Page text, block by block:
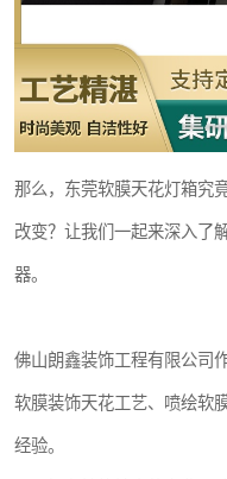
那么，东莞软膜天花灯箱究
改变？让我们一起来深入了
器。
佛山朗鑫装饰工程有限公司
软膜装饰天花工艺、喷绘软
经验。